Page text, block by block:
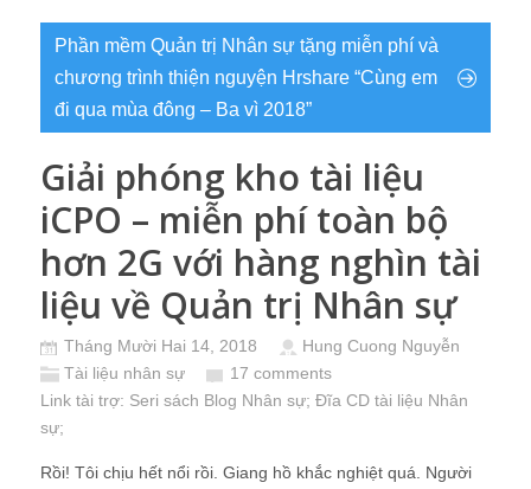
Phần mềm Quản trị Nhân sự tặng miễn phí và
chương trình thiện nguyện Hrshare “Cùng em
đi qua mùa đông – Ba vì 2018”
Giải phóng kho tài liệu
iCPO – miễn phí toàn bộ
hơn 2G với hàng nghìn tài
liệu về Quản trị Nhân sự
Tháng Mười Hai 14, 2018
Hung Cuong Nguyễn
Tài liệu nhân sự
17 comments
Link tài trợ: Seri sách Blog Nhân sự; Đĩa CD tài liệu Nhân
sự;
Rồi! Tôi chịu hết nổi rồi. Giang hồ khắc nghiệt quá. Người